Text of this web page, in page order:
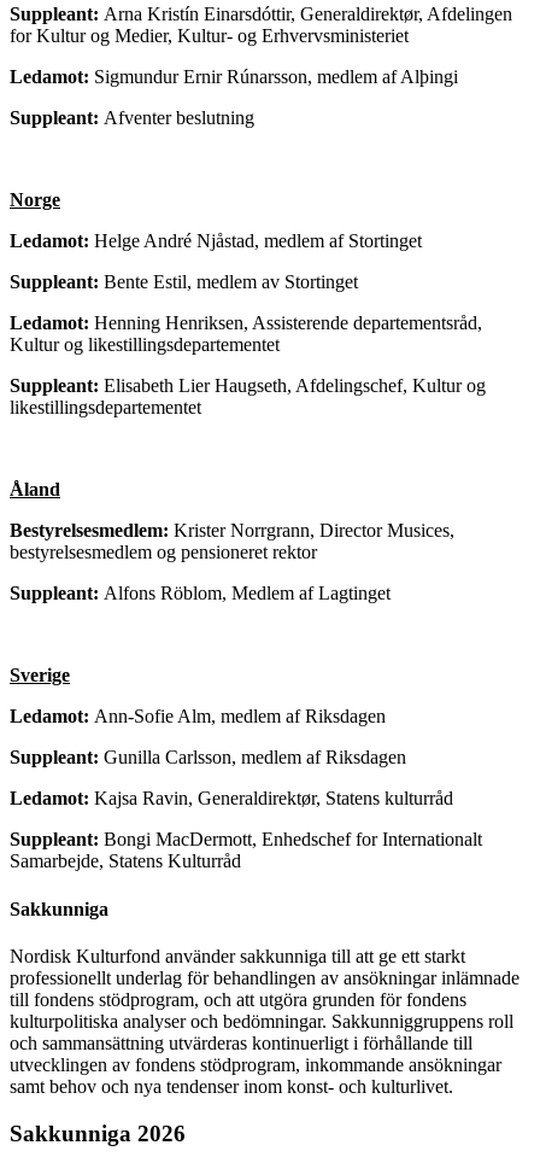
Suppleant: Arna Kristín Einarsdóttir, Generaldirektør, Afdelingen
for Kultur og Medier, Kultur- og Erhvervsministeriet
Ledamot: Sigmundur Ernir Rúnarsson, medlem af Alþingi
Suppleant: Afventer beslutning
Norge
Ledamot: Helge André Njåstad, medlem af Stortinget
Suppleant: Bente Estil, medlem av Stortinget
Ledamot: Henning Henriksen, Assisterende departementsråd,
Kultur og likestillingsdepartementet
Suppleant: Elisabeth Lier Haugseth, Afdelingschef, Kultur og
likestillingsdepartementet
Åland
Bestyrelsesmedlem: Krister Norrgrann, Director Musices,
bestyrelsesmedlem og pensioneret rektor
Suppleant: Alfons Röblom, Medlem af Lagtinget
Sverige
Ledamot: Ann-Sofie Alm, medlem af Riksdagen
Suppleant: Gunilla Carlsson, medlem af Riksdagen
Ledamot: Kajsa Ravin, Generaldirektør, Statens kulturråd
Suppleant: Bongi MacDermott, Enhedschef for Internationalt
Samarbejde, Statens Kulturråd
Sakkunniga
Nordisk Kulturfond använder sakkunniga till att ge ett starkt
professionellt underlag för behandlingen av ansökningar inlämnade
till fondens stödprogram, och att utgöra grunden för fondens
kulturpolitiska analyser och bedömningar. Sakkunniggruppens roll
och sammansättning utvärderas kontinuerligt i förhållande till
utvecklingen av fondens stödprogram, inkommande ansökningar
samt behov och nya tendenser inom konst- och kulturlivet.
Sakkunniga 2026